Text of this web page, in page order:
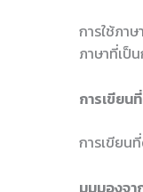
การใช้ภา
ภาษาที่เป็
การเขียน
การเขียน
มุมมองจา